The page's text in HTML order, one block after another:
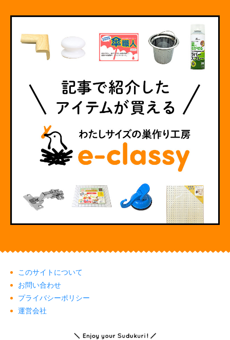
このサイトについて
お問い合わせ
プライバシーポリシー
運営会社